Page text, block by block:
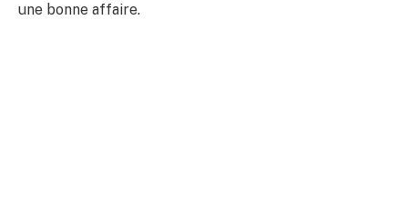
une bonne affaire.